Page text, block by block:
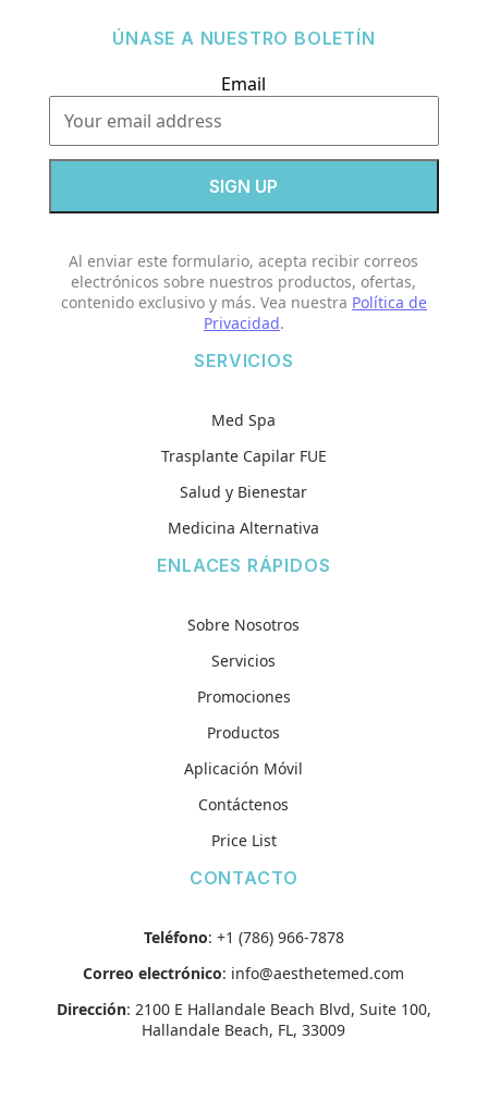
ÚNASE A NUESTRO BOLETÍN
Email
Al enviar este formulario, acepta recibir correos
electrónicos sobre nuestros productos, ofertas,
contenido exclusivo y más. Vea nuestra Política de
Privacidad.
SERVICIOS
Med Spa
Trasplante Capilar FUE
Salud y Bienestar
Medicina Alternativa
ENLACES RÁPIDOS
Sobre Nosotros
Servicios
Promociones
Productos
Aplicación Móvil
Contáctenos
Price List
CONTACTO
Teléfono: +1 (786) 966-7878
Correo electrónico: info@aesthetemed.com
Dirección: 2100 E Hallandale Beach Blvd, Suite 100,
Hallandale Beach, FL, 33009